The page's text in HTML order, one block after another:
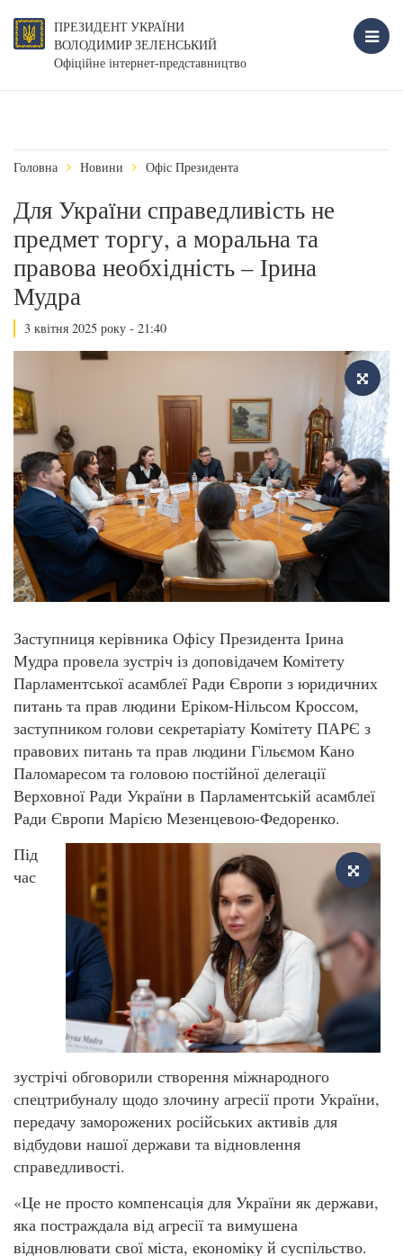
ПРЕЗИДЕНТ УКРАЇНИ
ВОЛОДИМИР ЗЕЛЕНСЬКИЙ
Офіційне інтернет-представництво
Головна Новини Офіс Президента
Для України справедливість не
предмет торгу, а моральна та
правова необхідність – Ірина
Мудра
3 квітня 2025 року - 21:40
Заступниця керівника Офісу Президента Ірина
Мудра провела зустріч із доповідачем Комітету
Парламентської асамблеї Ради Європи з юридичних
питань та прав людини Еріком-Нільсом Кроссом,
заступником голови секретаріату Комітету ПАРЄ з
правових питань та прав людини Гільємом Кано
Паломаресом та головою постійної делегації
Верховної Ради України в Парламентській асамблеї
Ради Європи Марією Мезенцевою-Федоренко.
Під
час
зустрічі обговорили створення міжнародного
спецтрибуналу щодо злочину агресії проти України,
передачу заморожених російських активів для
відбудови нашої держави та відновлення
справедливості.
«Це не просто компенсація для України як держави,
яка постраждала від агресії та вимушена
відновлювати свої міста, економіку й суспільство.